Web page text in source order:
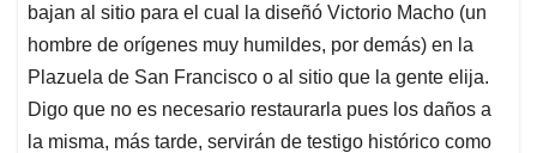
bajan al sitio para el cual la diseñó Victorio Macho (un
hombre de orígenes muy humildes, por demás) en la
Plazuela de San Francisco o al sitio que la gente elija.
Digo que no es necesario restaurarla pues los daños a
la misma, más tarde, servirán de testigo histórico como